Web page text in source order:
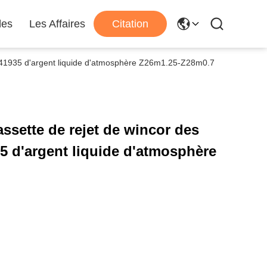
Les Affaires Citation
d'argent liquide d'atmosphère Z26m1.25-Z28m0.7
de rejet de wincor des
d'argent liquide d'atmosphère